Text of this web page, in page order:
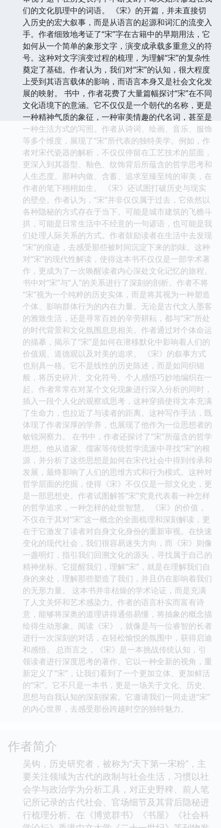
们的文化肌理中的词语。 《宋》的开篇，并未直接切
入历史的宏大叙事，而是从语言的起源和词汇的流变入
手。作者细致地考证了“宋”字在古籍中的早期用法，它
如何从一个简单的象形文字，演变成承载多重意义的符
号。这种对文字演变过程的梳理，为理解“宋”的复杂性
奠定了基础。作者认为，我们对“宋”的认知，很大程度
上受到其语言载体的影响，而语言本身又是社会文化发
展的映射。 书中，作者花费了大量篇幅探讨“宋”在不同
文化语境下的意涵。它不仅仅是一个朝代的名称，更是
一种精神气质的象征，一种审美情趣的代名词，甚至是
一种生活方式的写照。作者从诗词、绘画、音乐、服饰
等多个维度，展现了“宋”所代表的独特美学。例如，作
者对宋代瓷器的解析，不仅仅停留在工艺技术的层面，
更深入到其器型、釉色、纹饰背后所蕴含的哲学思考和
人生态度。那种内敛、含蓄、追求至臻至纯的审美，在
作者的笔下栩栩如生。 《宋》还试图打破历史与现实
的壁垒。作者认为，“宋”并非仅仅属于过去，它依然以
各种隐秘的方式存在于当下。可能是城市建筑的飞檐斗
拱，可能是日常生活中不经意的一句谚语，也可能是我
们处理人际关系的方式。作者鼓励读者在生活中去发现
“宋”的痕迹，去感受那些被时间沉淀下来的韵味。这种
对“宋”的现代性解读，使得这本书不仅仅是一部学术著
作，更成为了一次唤醒读者内心深处文化记忆的旅程。
书中对“宋”与“人”的关系进行了深刻的剖析。作者不将
“宋”视为一个纯粹的历史实体，而是将其视为一种塑造
个体、影响群体行为的内在力量。无论是古代文人墨客
的雅致生活，还是寻常百姓的辛劳耕耘，都与“宋”所处
的时代背景和文化氛围息息相关。作者通过对个体命运
的描摹，揭示了“宋”是如何在潜移默化中影响着人们的
价值观、道德观以及对美的追求。 《宋》的叙事方式
也别具一格。它不是线性的历史陈述，而是如同织锦
般，将历史碎片、文化符号、个人感悟巧妙地编织在一
起。作者常常在对某个文化现象进行深入分析的同时，
插入一段个人化的观察或思考，这种穿插使得文本充满
了生命力，也拉近了与读者的距离。这种写作手法，既
体现了作者深厚的学养，也展现了他作为一位思想者的
敏锐洞察力。 在书中，作者还探讨了“宋”所蕴含的哲学
思想。他从道家、儒家等传统哲学流派中寻找“宋”的根
源，并分析了这些思想是如何在宋代社会中得到传承和
发展，最终影响了人们的思维方式和行为模式。这种对
哲学层面的挖掘，使得《宋》不仅仅是一部文化史，更
是一部思想史。作者试图解答“宋”究竟代表着一种怎样
的哲学追求，一种怎样的处世智慧。 《宋》的价值，
不仅在于其对“宋”这一概念的全面梳理和深刻解读，更
在于它激发了读者对自身文化身份的重新审视。在快速
变化的现代社会，我们很容易迷失方向，而《宋》则像
一盏明灯，指引我们回溯文化的源头，寻找属于自己的
精神坐标。它提醒我们，理解“宋”，就是在理解我们自
身的来处，理解那些塑造了我们，并且仍在影响着我们
的无形力量。 这本书并非枯燥的学术论证，而是充满
了人文关怀和艺术感染力。作者的语言朴实而富有诗
意，能够将深奥的道理讲得通俗易懂，将抽象的概念描
绘得生动形象。阅读《宋》，就像是与一位睿智的长者
进行一次深刻的对话，在轻松愉悦的氛围中，获得启迪
和感悟。 总而言之，《宋》是一本挑战传统认知，引
领读者进行深度思考的著作。它以一种全新的视角，重
新定义了“宋”，让我们看到了一个更加立体、更加鲜活
的“宋”。它不只是一本书，更是一场关于文化、历史、
思想与自我认知的深刻探索。它邀请我们一同走进“宋”
的内心世界，去感受那份跨越时空的独特魅力。
作者简介
吴钩，历史研究者，被称为“天下第一宋粉”，主
要关注领域为古代的政制与社会生活，习惯以社
会学与政治学为分析工具，对正史野稗、前人笔
记所记录的古代社会、官场细节及其背后隐秘进
行梳理分析。在《博览群书》《书屋》《社会科